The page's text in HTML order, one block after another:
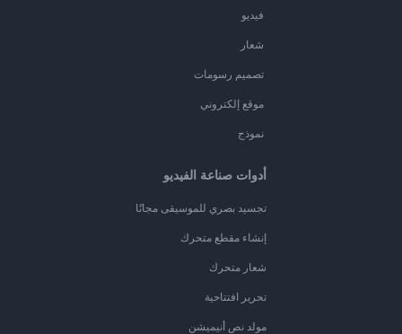
فيديو
شعار
تصميم رسومات
موقع إلكتروني
نموذج
أدوات صناعة الفيديو
تجسيد بصري للموسيقى مجانًا
إنشاء مقطع متحرك
شعار متحرك
تحرير افتتاحية
مولد نص أنيميشن